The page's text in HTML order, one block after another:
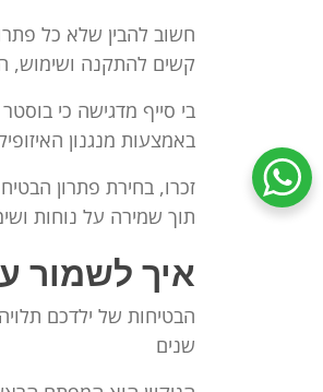
חשוב להבין שלא כל
קשים להתקנה ושימוש,
באמצעות מנגנון
זכרו, בחירת פתרון
תוך שמירה על נוחות
איך לשמור
הבטיחות של ילדכם
שנים
שיחת ווטסאפ עם שירות הלקוחות